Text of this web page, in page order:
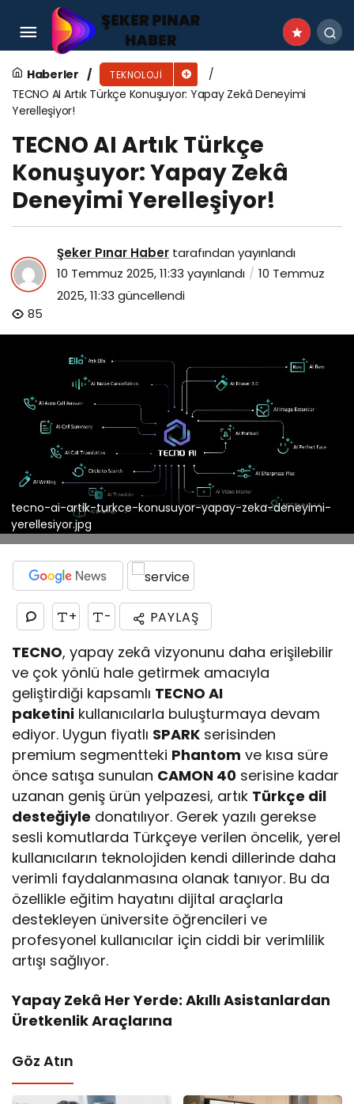
Haberler TEKNOLOJI
TECNO AI Artık Türkçe Konuşuyor: Yapay Zekâ Deneyimi
Yerelleşiyor!
TECNO AI Artık Türkçe
Konuşuyor: Yapay Zekâ
Deneyimi Yerelleşiyor!
Şeker Pınar Haber tarafından yayınlandı
10 Temmuz 2025, 11:33 yayınlandı
10 Temmuz
2025, 11:33 güncellendi
85
tecno-ai-artik-turkce-konusuyor-yapay-zeka-deneyimi-
yerellesiyor.jpg
+ - PAYLAŞ
TECNO, yapay zekâ vizyonunu daha erişilebilir
ve çok yönlü hale getirmek amacıyla
geliştirdiği kapsamlı TECNO AI
paketini kullanıcılarla buluşturmaya devam
ediyor. Uygun fiyatlı SPARK serisinden
premium segmentteki Phantom ve kısa süre
önce satışa sunulan CAMON 40 serisine kadar
uzanan geniş ürün yelpazesi, artık Türkçe dil
desteğiyle donatılıyor. Gerek yazılı gerekse
sesli komutlarda Türkçeye verilen öncelik, yerel
kullanıcıların teknolojiden kendi dillerinde daha
verimli faydalanmasına olanak tanıyor. Bu da
özellikle eğitim hayatını dijital araçlarla
destekleyen üniversite öğrencileri ve
profesyonel kullanıcılar için ciddi bir verimlilik
artışı sağlıyor.
Yapay Zekâ Her Yerde: Akıllı Asistanlardan
Üretkenlik Araçlarına
Göz Atın
MediaMarkt’tan alışveriş yaptıkça kazandıran
kampanya